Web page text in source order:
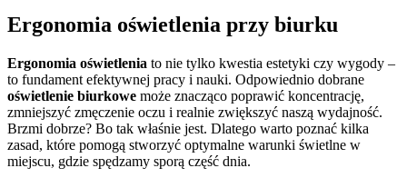
Ergonomia oświetlenia przy biurku
Ergonomia oświetlenia to nie tylko kwestia estetyki czy wygody –
to fundament efektywnej pracy i nauki. Odpowiednio dobrane
oświetlenie biurkowe może znacząco poprawić koncentrację,
zmniejszyć zmęczenie oczu i realnie zwiększyć naszą wydajność.
Brzmi dobrze? Bo tak właśnie jest. Dlatego warto poznać kilka
zasad, które pomogą stworzyć optymalne warunki świetlne w
miejscu, gdzie spędzamy sporą część dnia.